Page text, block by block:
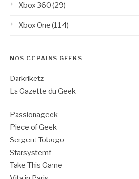
Xbox 360 (29)
Xbox One (114)
NOS COPAINS GEEKS
Darkriketz
La Gazette du Geek
Passionageek
Piece of Geek
Sergent Tobogo
Starsystemf
Take This Game